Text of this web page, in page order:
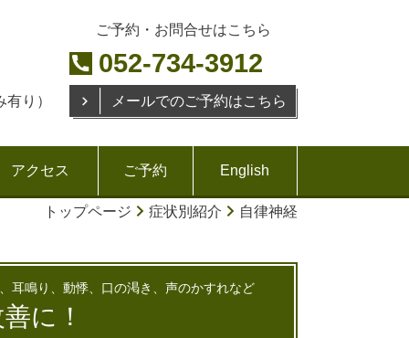
り）
ご予約・お問合せはこちら
052-734-3912
メールでのご予約はこちら
アクセス ご予約 English
トップページ 症状別紹介 自律神経
耳鳴り、動悸、口の渇き、声のかすれなど
に！